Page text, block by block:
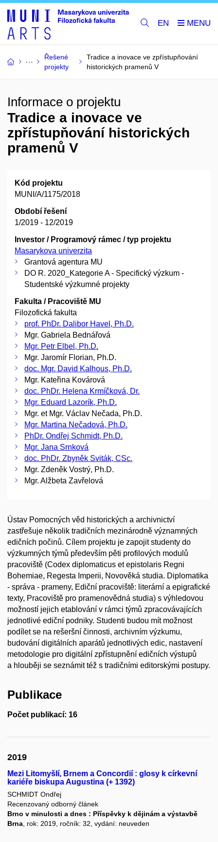
EN
Řešené
projekty
Tradice a inovace ve zpřístupňování
historických pramenů V
Informace o projektu
Tradice a inovace ve
zpřístupňování historických
pramenů V
Kód projektu
MUNI/A/1175/2018
Období řešení
1/2019 - 12/2019
Investor / Programový rámec / typ projektu
Masarykova univerzita
Grantová agentura MU
DO R. 2020_Kategorie A - Specifický výzkum -
Studentské výzkumné projekty
Fakulta / Pracoviště MU
Filozofická fakulta
prof. PhDr. Dalibor Havel, Ph.D.
Mgr. Gabriela Bednářová
Mgr. Petr Elbel, Ph.D.
Mgr. Jaromír Florian, Ph.D.
doc. Mgr. David Kalhous, Ph.D.
Mgr. Kateřina Kovárová
doc. PhDr. Helena Krmíčková, Dr.
Mgr. Eduard Lazorík, Ph.D.
Mgr. et Mgr. Václav Nečada, Ph.D.
Mgr. Martina Nečadová, Ph.D.
PhDr. Ondřej Schmidt, Ph.D.
Mgr. Jana Srnková
doc. PhDr. Zbyněk Sviták, CSc.
Mgr. Zdeněk Vostrý, Ph.D.
Mgr. Alžbeta Zavřelová
Ústav Pomocných věd historických a archivnictví
zastřešuje několik tradičních mezinárodně významných
edičních počinů. Cílem projektu je zapojit studenty do
výzkumných týmů především pěti profilových modulů
pracoviště (Codex diplomaticus et epistolaris Regni
Bohemiae, Regesta Imperii, Novověká studia. Diplomatika
- správa - prameny, Ediční pracoviště: literární a epigrafické
texty, Pracoviště pro pramenovědná studia) s výhledovou
možností jejich etablování v rámci týmů zpracovávajících
jednotlivé ediční podniky. Studenti budou mít možnost
podílet se na rešeršní činnosti, archivním výzkumu,
budování digitálních aparátů jednotlivých edic, nastavení
metodologie pro digitální zpřístupnění edičních výstupů
a hlouběji se seznámit též s tradičními editorskými postupy.
Publikace
Počet publikací: 16
2019
Mezi Litomyšlí, Brnem a Concordií : glosy k církevní
kariéře biskupa Augustina (+ 1392)
SCHMIDT Ondřej
Recenzovaný odborný článek
Brno v minulosti a dnes : Příspěvky k dějinám a výstavbě
Brna , rok: 2019, ročník: 32, vydání: neuveden